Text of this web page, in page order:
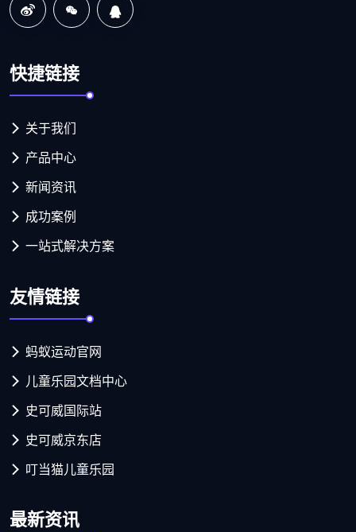
快捷链接
关于我们
产品中心
新闻资讯
成功案例
一站式解决方案
友情链接
蚂蚁运动官网
儿童乐园文档中心
史可威国际站
史可威京东店
叮当猫儿童乐园
最新资讯